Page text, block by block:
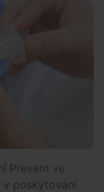
Prevent ve
v poskytování